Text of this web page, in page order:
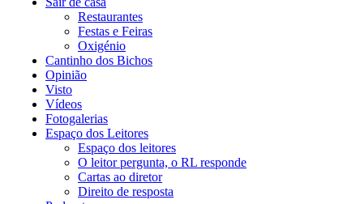
Restaurantes
Festas e Feiras
Oxigénio
Cantinho dos Bichos
Opinião
Visto
Vídeos
Fotogalerias
Espaço dos Leitores
Espaço dos leitores
O leitor pergunta, o RL responde
Cartas ao diretor
Direito de resposta